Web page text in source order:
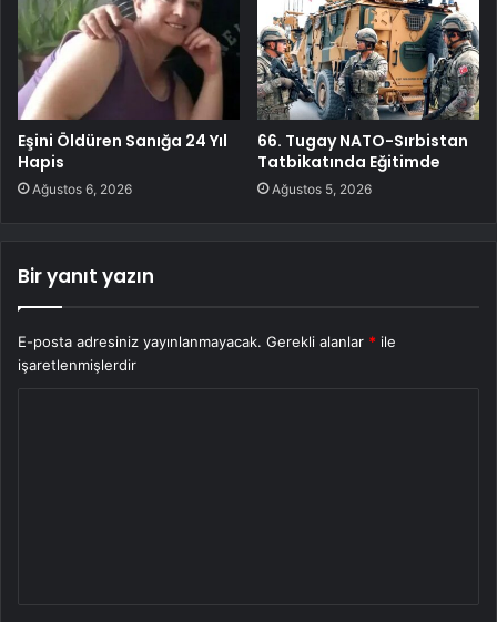
Eşini Öldüren Sanığa 24 Yıl
Hapis
Ağustos 6, 2026
66. Tugay NATO-Sırbistan
Tatbikatında Eğitimde
Ağustos 5, 2026
Bir yanıt yazın
E-posta adresiniz yayınlanmayacak. Gerekli alanlar * ile
işaretlenmişlerdir